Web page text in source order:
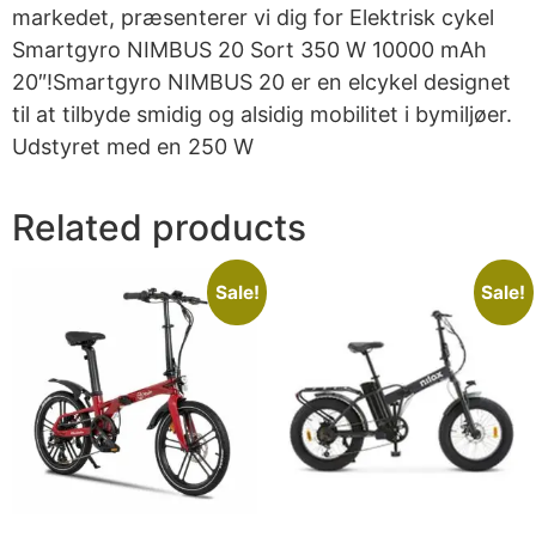
markedet, præsenterer vi dig for Elektrisk cykel
Smartgyro NIMBUS 20 Sort 350 W 10000 mAh
20″!Smartgyro NIMBUS 20 er en elcykel designet
til at tilbyde smidig og alsidig mobilitet i bymiljøer.
Udstyret med en 250 W
Related products
Sale! Sale!